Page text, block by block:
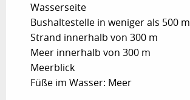
Wasserseite
Bushaltestelle in weniger als 500 m
Strand innerhalb von 300 m
Meer innerhalb von 300 m
Meerblick
Füße im Wasser: Meer